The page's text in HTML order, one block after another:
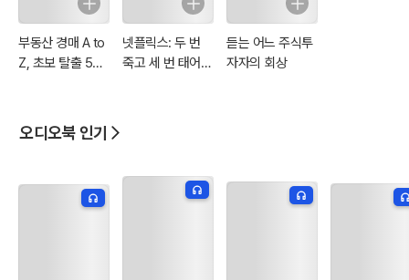
부동산 경매 A to
Z, 초보 탈출 5가
넷플릭스: 두 번
죽고 세 번 태어난
듣는 어느 주식투
자자의 회상
오디오북 인기